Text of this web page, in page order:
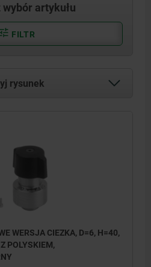
wybór artykułu
FILTR
rysunek
WERSJA CIEZKA, D=6, H=40,